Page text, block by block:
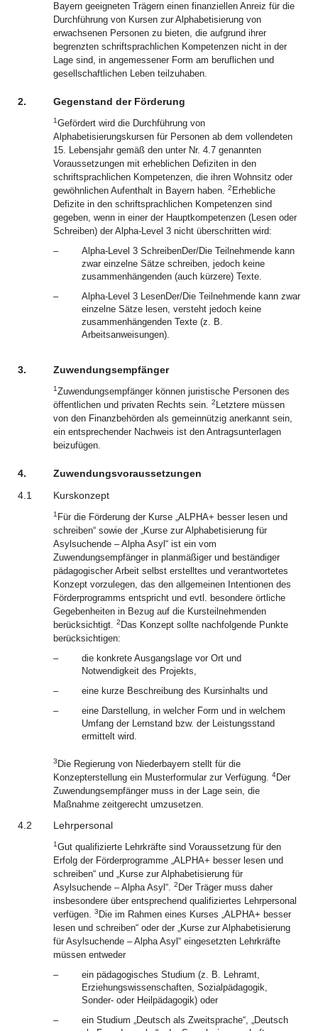
Bayern geeigneten Trägern einen finanziellen Anreiz für die
Durchführung von Kursen zur Alphabetisierung von
erwachsenen Personen zu bieten, die aufgrund ihrer
begrenzten schriftsprachlichen Kompetenzen nicht in der
Lage sind, in angemessener Form am beruflichen und
gesellschaftlichen Leben teilzuhaben.
2. Gegenstand der Förderung
1Gefördert wird die Durchführung von
Alphabetisierungskursen für Personen ab dem vollendeten
15. Lebensjahr gemäß den unter Nr. 4.7 genannten
Voraussetzungen mit erheblichen Defiziten in den
schriftsprachlichen Kompetenzen, die ihren Wohnsitz oder
gewöhnlichen Aufenthalt in Bayern haben. 2 Erhebliche
Defizite in den schriftsprachlichen Kompetenzen sind
gegeben, wenn in einer der Hauptkompetenzen (Lesen oder
Schreiben) der Alpha-Level 3 nicht überschritten wird:
–
Alpha-Level 3 SchreibenDer/Die Teilnehmende kann
zwar einzelne Sätze schreiben, jedoch keine
zusammenhängenden (auch kürzere) Texte.
–
Alpha-Level 3 LesenDer/Die Teilnehmende kann zwar
einzelne Sätze lesen, versteht jedoch keine
zusammenhängenden Texte (z. B.
Arbeitsanweisungen).
3. Zuwendungsempfänger
1Zuwendungsempfänger können juristische Personen des
öffentlichen und privaten Rechts sein. 2 Letztere müssen
von den Finanzbehörden als gemeinnützig anerkannt sein,
ein entsprechender Nachweis ist den Antragsunterlagen
beizufügen.
4.
Zuwendungsvoraussetzungen
4.1
Kurskonzept
1 Für die Förderung der Kurse „ALPHA+ besser lesen und
schreiben“ sowie der „Kurse zur Alphabetisierung für
Asylsuchende – Alpha Asyl“ ist ein vom
Zuwendungsempfänger in planmäßiger und beständiger
pädagogischer Arbeit selbst erstelltes und verantwortetes
Konzept vorzulegen, das den allgemeinen Intentionen des
Förderprogramms entspricht und evtl. besondere örtliche
Gegebenheiten in Bezug auf die Kursteilnehmenden
berücksichtigt. 2 Das Konzept sollte nachfolgende Punkte
berücksichtigen:
–
die konkrete Ausgangslage vor Ort und
Notwendigkeit des Projekts,
–
eine kurze Beschreibung des Kursinhalts und
–
eine Darstellung, in welcher Form und in welchem
Umfang der Lernstand bzw. der Leistungsstand
ermittelt wird.
3 Die Regierung von Niederbayern stellt für die
Konzepterstellung ein Musterformular zur Verfügung. 4Der
Zuwendungsempfänger muss in der Lage sein, die
Maßnahme zeitgerecht umzusetzen.
4.2 Lehrpersonal
1Gut qualifizierte Lehrkräfte sind Voraussetzung für den
Erfolg der Förderprogramme „ALPHA+ besser lesen und
schreiben“ und „Kurse zur Alphabetisierung für
Asylsuchende – Alpha Asyl“. 2 Der Träger muss daher
insbesondere über entsprechend qualifiziertes Lehrpersonal
verfügen. 3 Die im Rahmen eines Kurses „ALPHA+ besser
lesen und schreiben“ oder der „Kurse zur Alphabetisierung
für Asylsuchende – Alpha Asyl“ eingesetzten Lehrkräfte
müssen entweder
–
ein pädagogisches Studium (z. B. Lehramt,
Erziehungswissenschaften, Sozialpädagogik,
Sonder- oder Heilpädagogik) oder
–
ein Studium „Deutsch als Zweitsprache“, „Deutsch